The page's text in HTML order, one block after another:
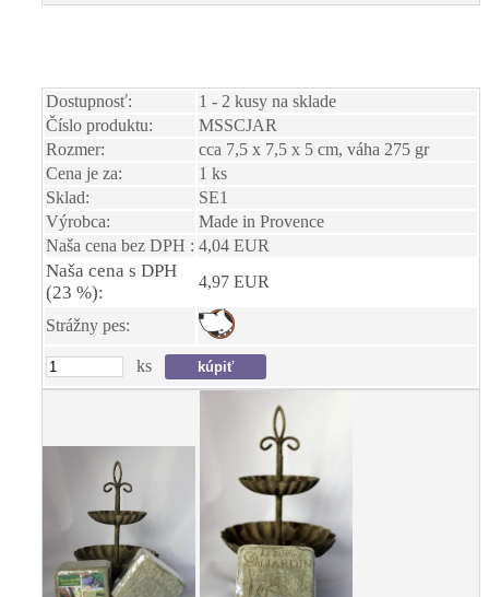
Dostupnosť:
1 - 2 kusy na sklade
Číslo produktu:
MSSCJAR
Rozmer:
cca 7,5 x 7,5 x 5 cm, váha 275 gr
Cena je za:
1 ks
Sklad:
SE1
Výrobca:
Made in Provence
Naša cena bez DPH : 4,04 EUR
Naša cena s DPH
(23 %):
4,97 EUR
Strážny pes:
ks